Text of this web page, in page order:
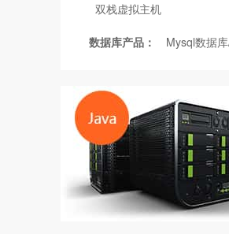
双栈虚拟主机
数据库产品： Mysql数据